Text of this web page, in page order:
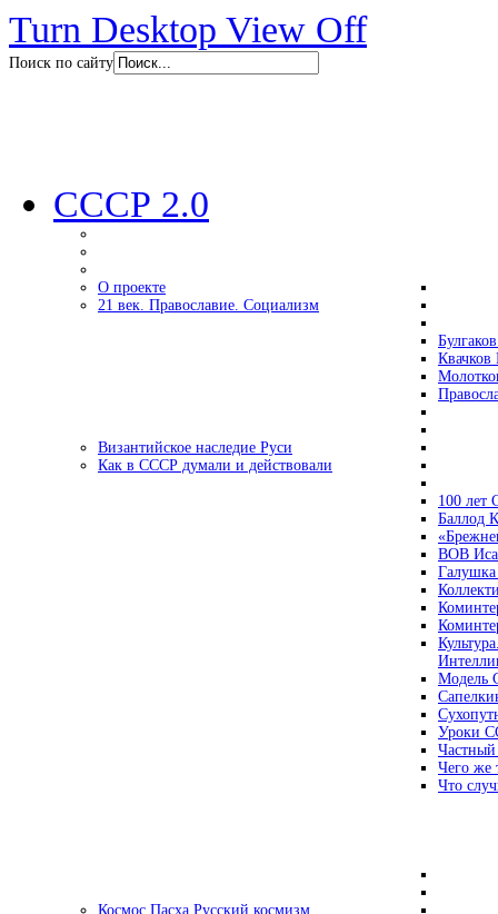
Turn Desktop View Off
Поиск по сайту
СССР 2.0
О проекте
21 век. Православие. Социализм
Византийское наследие Руси
Как в СССР думали и действовали
100 лет
Баллод
ВОВ
Модель
Уроки
Чего же
Что
Космос Пасха Русский космизм